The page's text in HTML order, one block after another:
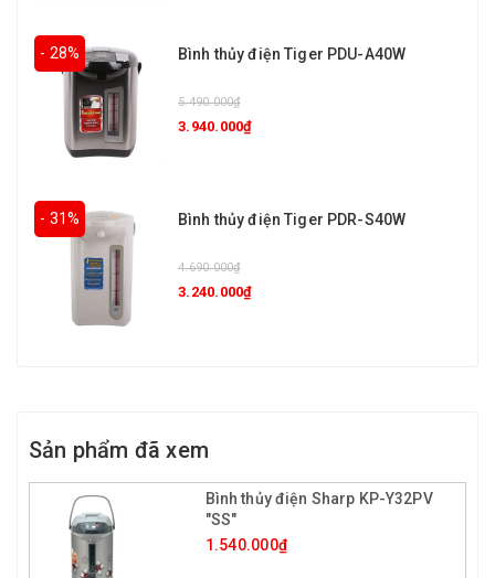
- 28% Bình thủy điện Tiger PDU-A40W
5.490.000₫
3.940.000₫
- 31% Bình thủy điện Tiger PDR-S40W
4.690.000₫
3.240.000₫
Sản phẩm đã xem
Bình thủy điện Sharp KP-Y32PV
"SS"
1.540.000₫